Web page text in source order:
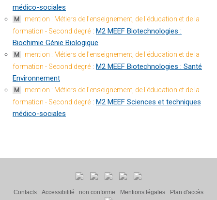
médico-sociales
M
mention : Métiers de l'enseignement, de l'éducation et de la
formation - Second degré : M2 MEEF Biotechnologies :
Biochimie Génie Biologique
M
mention : Métiers de l'enseignement, de l'éducation et de la
formation - Second degré : M2 MEEF Biotechnologies : Santé
Environnement
M
mention : Métiers de l'enseignement, de l'éducation et de la
formation - Second degré : M2 MEEF Sciences et techniques
médico-sociales
Contacts Accessibilité : non conforme Mentions légales Plan d'accès